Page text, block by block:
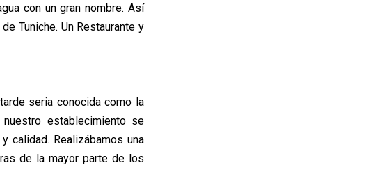
con un gran nombre. Así
Tuniche. Un Restaurante y
seria conocida como la
establecimiento se
calidad. Realizábamos una
de la mayor parte de los